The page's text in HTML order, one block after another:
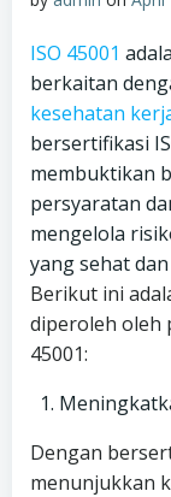
ISO 45001
berkaitan
kesehatan
bersertifikasi
membuktikan
persyaratan
mengelola
yang sehat
Berikut ini
diperoleh oleh
45001:
Dengan
menunjukkan